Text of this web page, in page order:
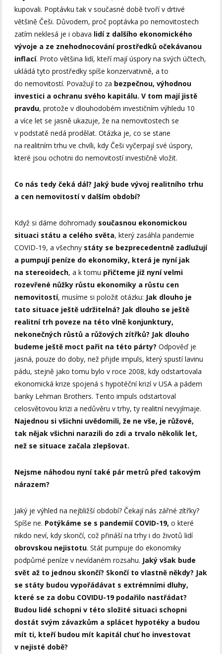
kupovali. Poptávku tak v současné době tvoří v drtivé
většině Češi. Důvodem, proč poptávka po nemovitostech
zatím neklesá je i obava lidí z dalšího ekonomického
vývoje a ze znehodnocování prostředků očekávanou
inflací. Proto většina lidí, kteří mají úspory na svých účtech,
ukládá tyto prostředky spíše konzervativně, a to
do nemovitostí. Považují to za bezpečnou, výhodnou
investici a ochranu svého kapitálu. V tom mají jistě
pravdu, protože v dlouhodobém investičním výhledu 10
a více let se jasně ukazuje, že na nemovitostech se
v podstatě nedá prodělat. Otázka je, co se stane
na realitním trhu ve chvíli, kdy Češi vyčerpají své úspory,
které jsou ochotni do nemovitostí investičně vložit.
Co nás tedy čeká dál? Jaký bude vývoj realitního trhu
a cen nemovitostí v dalším období?
Když si dáme dohromady současnou ekonomickou
situaci státu a celého světa, který zasáhla pandemie
COVID-19, a všechny státy se bezprecedentně zadlužují
a pumpují peníze do ekonomiky, která je nyní jak
na stereoidech, a k tomu přičteme již nyní velmi
rozevřené nůžky růstu ekonomiky a růstu cen
nemovitostí, musíme si položit otázku: Jak dlouho je
tato situace ještě udržitelná? Jak dlouho se ještě
realitní trh poveze na této vlně konjunktury,
nekonečných růstů a růžových zítřků? Jak dlouho
budeme ještě moct pařit na této párty? Odpověď je
jasná, pouze do doby, než přijde impuls, který spustí lavinu
pádu, stejně jako tomu bylo v roce 2008, kdy odstartovala
ekonomická krize spojená s hypotéční krizí v USA a pádem
banky Lehman Brothers. Tento impuls odstartoval
celosvětovou krizi a nedůvěru v trhy, ty realitní nevyjímaje.
Najednou si všichni uvědomili, že ne vše, je růžové,
tak nějak všichni narazili do zdi a trvalo několik let,
než se situace začala zlepšovat.
Nejsme náhodou nyní také pár metrů před takovým
nárazem?
Jaký je výhled na nejbližší období? Čekají nás zářné zítřky?
Spíše ne. Potýkáme se s pandemií COVID-19, o které
nikdo neví, kdy skončí, což přináší na trhy i do životů lidí
obrovskou nejistotu. Stát pumpuje do ekonomiky
podpůrné peníze v nevídaném rozsahu. Jaký však bude
svět až to jednou skončí? Skončí to vlastně někdy? Jak
se státy budou vypořádávat s extrémními dluhy,
které se za dobu COVIDU-19 podařilo nastřádat?
Budou lidé schopni v této složité situaci schopni
dostát svým závazkům a splácet hypotéky a budou
mít ti, kteří budou mít kapitál chuť ho investovat
v nejisté době?